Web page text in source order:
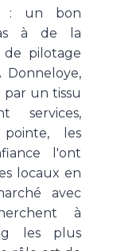
: un bon
à de la
de pilotage
un tissu
services,
les
l'ont
locaux en
avec
à
les plus